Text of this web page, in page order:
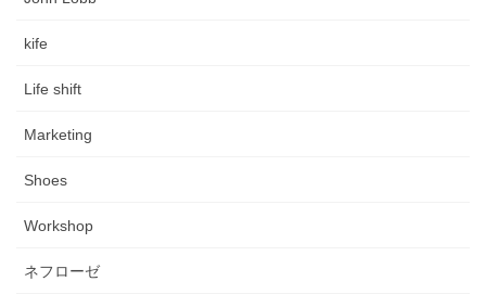
kife
Life shift
Marketing
Shoes
Workshop
ネフローゼ